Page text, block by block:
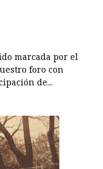
marcada por el
foro con
de...